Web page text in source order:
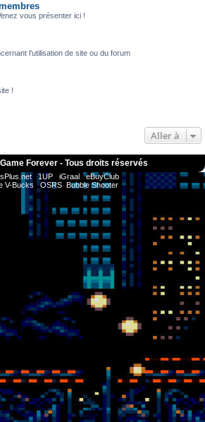
vous présenter ici !
l'utilisation de site ou du forum
!
Aller à
Forever - Tous droits réservés
1UP iGraal
eBuyClub
V-Bucks
OSRS Bubble Shooter